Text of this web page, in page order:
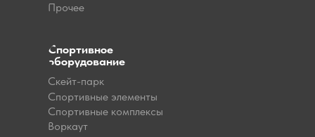
Воркаут
Скейт-парк
Спортивные элементы
Спортивные комплексы
Прочее
Спортивное
оборудование